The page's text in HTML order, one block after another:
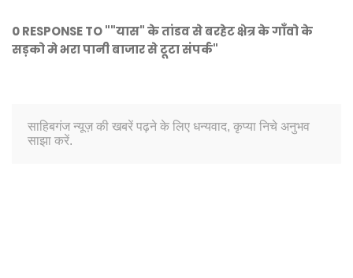
0 RESPONSE TO ""यास" के तांडव से बरहेट क्षेत्र के गाँवो के
सड़को मे भरा पानी बाजार से टूटा संपर्क"
साहिबगंज न्यूज़ की खबरें पढ़ने के लिए धन्यवाद, कृप्या निचे अनुभव
साझा करें.